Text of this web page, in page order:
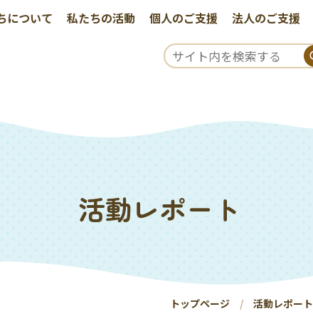
について 私たちの活動 個人のご支援 法人のご支援
活動レポート
トップページ 活動レポート